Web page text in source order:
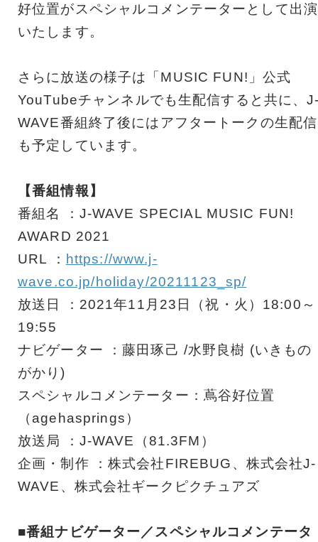
好位置がスペシャルコメンテーターとして出演
いたします。
さらに放送の様子は「MUSIC FUN!」公式
YouTubeチャンネルでも生配信すると共に、
WAVE番組終了後にはアフタートークの生配信
も予定しています。
【番組情報】
番組名 ：J-WAVE SPECIAL MUSIC FUN!
AWARD 2021
URL ： https://www.j-
wave.co.jp/holiday/20211123_sp/
放送日 ：2021年11月23日（祝・火）18:00～
19:55
ナビゲーター ：藤田琢己 /水野良樹 (いきもの
がかり)
スペシャルコメンテーター：蔦谷好位置
（agehasprings）
放送局 ：J-WAVE（81.3FM）
企画・制作 ：株式会社FIREBUG、株式会社J-
WAVE、株式会社ギークピクチュアズ
■番組ナビゲーター／スペシャルコメンテータ